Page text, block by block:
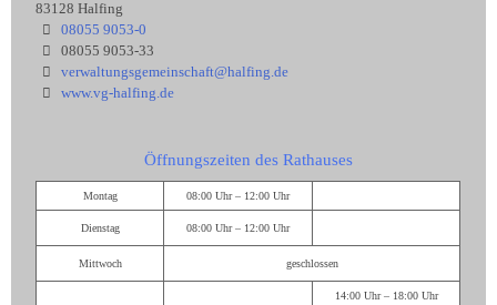
83128 Halfing
08055 9053-0
08055 9053-33
verwaltungsgemeinschaft@halfing.de
www.vg-halfing.de
Öffnungszeiten des Rathauses
Montag 08:00 Uhr – 12:00 Uhr
Dienstag 08:00 Uhr – 12:00 Uhr
Mittwoch geschlossen
14:00 Uhr – 18:00 Uhr